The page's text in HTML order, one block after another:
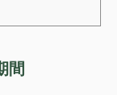
間